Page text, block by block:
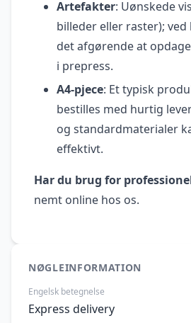
Artefakter: Uønskede
billeder eller raster);
det afgørende at
i prepress.
A4-pjece: Et typisk
bestilles med hurtig
og standardmaterialer
effektivt.
Har du brug for
nemt online hos os.
NØGLEINFORMATION
Engelsk betegnelse
Express delivery